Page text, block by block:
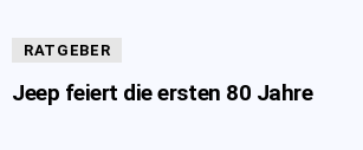
RATGEBER
Jeep feiert die ersten 80 Jahre